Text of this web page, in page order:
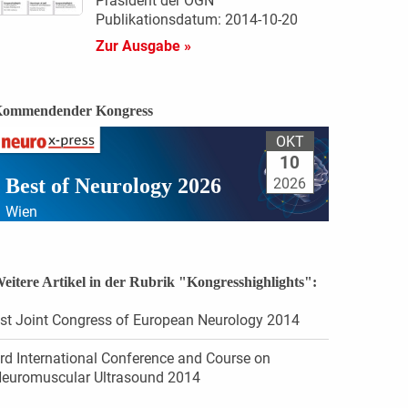
Publikationsdatum: 2014-10-20
Zur Ausgabe »
Kongress
Best of Neurology 2026
Wien
OKT
10
2026
Artikel in der Rubrik "Kongresshighlights":
Joint Congress of European Neurology 2014
International Conference and Course on
Ultrasound 2014